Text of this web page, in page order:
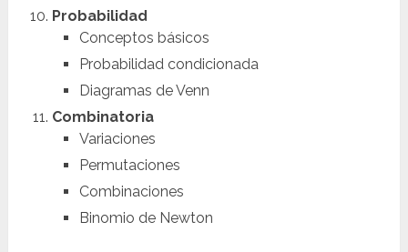
Probabilidad
Conceptos básicos
Probabilidad condicionada
Diagramas de Venn
Combinatoria
Variaciones
Permutaciones
Combinaciones
Binomio de Newton